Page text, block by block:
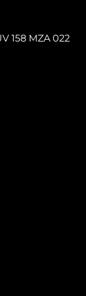
158 MZA 022